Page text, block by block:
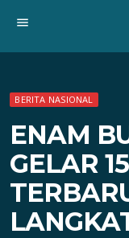
menu
BERITA NASIONAL
ENAM
GELAR